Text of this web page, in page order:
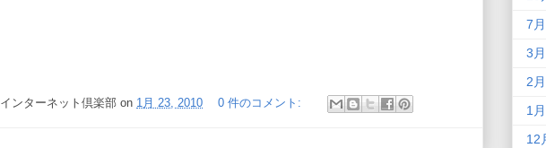
インターネット倶楽部 on 1月 23, 2010 0 件のコメント:
7
3
2
1
12